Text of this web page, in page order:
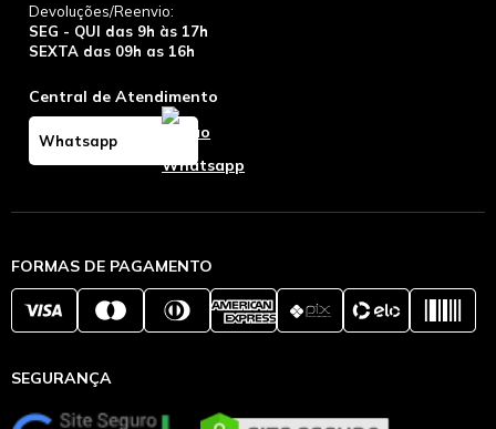
Devoluções/Reenvio:
SEG - QUI das 9h às 17h
SEXTA das 09h as 16h
Central de Atendimento
Whatsapp
FORMAS DE PAGAMENTO
SEGURANÇA